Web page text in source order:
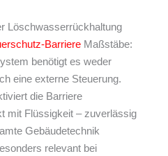
Löschwasserrückhaltung
Barriere Maßstäbe:
benötigt es weder
eine externe Steuerung.
die Barriere
mit Flüssigkeit – zuverlässig
Gebäudetechnik
relevant bei